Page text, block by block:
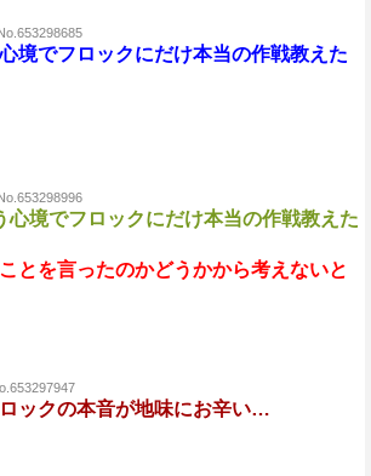
境でフロックにだけ本当の作戦教えた
心境でフロックにだけ本当の作戦教えた
とを言ったのかどうかから考えないと
ックの本音が地味にお辛い…